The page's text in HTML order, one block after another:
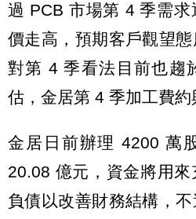
過 PCB 市場第 4 季需
價走高，預期客戶觀望
對第 4 季看法目前也趨
估，金居第 4 季加工費約
金居日前辦理 4200 萬
20.08 億元，資金將用
負債以改善財務結構，